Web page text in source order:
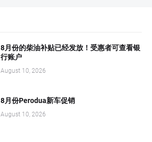
8月份的柴油补贴已经发放！受惠者可查看银
行账户
August 10, 2026
8月份Perodua新车促销
August 10, 2026